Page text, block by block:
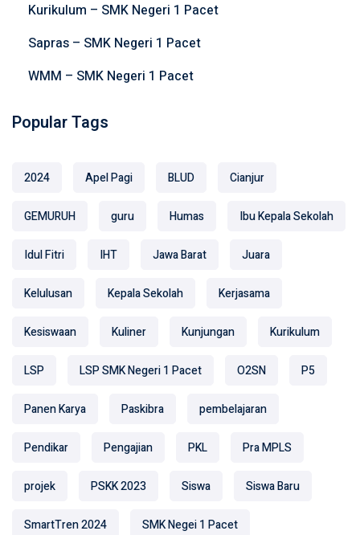
Kurikulum – SMK Negeri 1 Pacet
Sapras – SMK Negeri 1 Pacet
WMM – SMK Negeri 1 Pacet
Popular Tags
2024 Apel Pagi BLUD Cianjur
GEMURUH guru Humas Ibu Kepala Sekolah
Idul Fitri IHT Jawa Barat Juara
Kelulusan Kepala Sekolah Kerjasama
Kesiswaan Kuliner Kunjungan Kurikulum
LSP LSP SMK Negeri 1 Pacet O2SN P5
Panen Karya Paskibra pembelajaran
Pendikar Pengajian PKL Pra MPLS
projek PSKK 2023 Siswa Siswa Baru
SmartTren 2024 SMK Negei 1 Pacet